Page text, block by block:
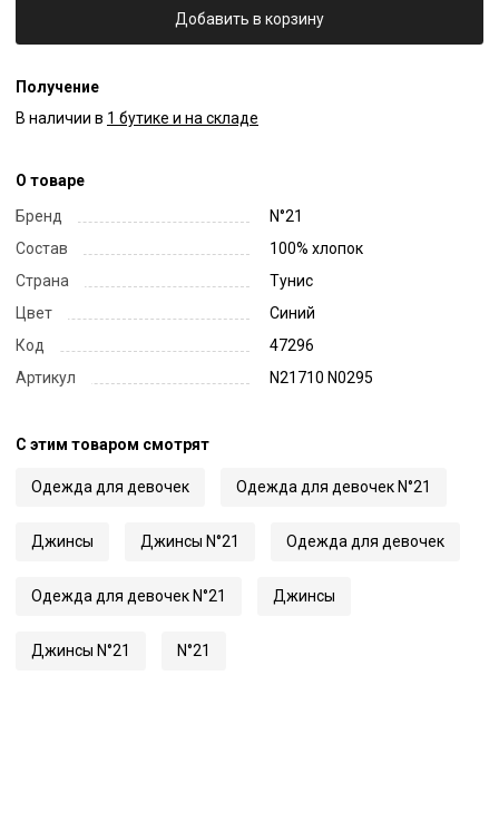
Добавить в корзину
Получение
В наличии в 1 бутике и на складе
О товаре
Бренд
N°21
Состав
100% хлопок
Страна
Тунис
Цвет
Синий
Код
47296
Артикул
N21710 N0295
С этим товаром смотрят
Одежда для девочек Одежда для девочек N°21
Джинсы Джинсы N°21 Одежда для девочек
Одежда для девочек N°21 Джинсы
Джинсы N°21 N°21